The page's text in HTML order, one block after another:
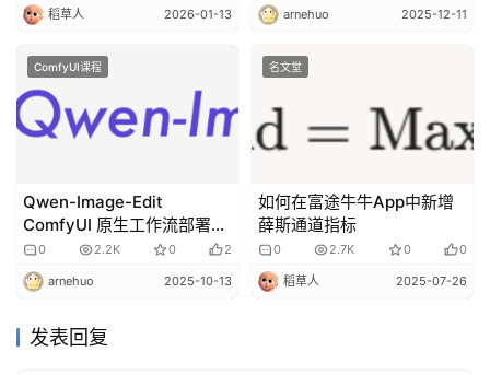
稻草人 2026-01-13 arnehuo 2025-12-11
ComfyUI课程
Qwen-Image-Edit
ComfyUI 原生工作流部署和
安装
0 2.2K 0 2
arnehuo 2025-10-13
名文堂
如何在富途牛牛App中新增
薛斯通道指标
0 2.7K 0 0
稻草人 2025-07-26
发表回复